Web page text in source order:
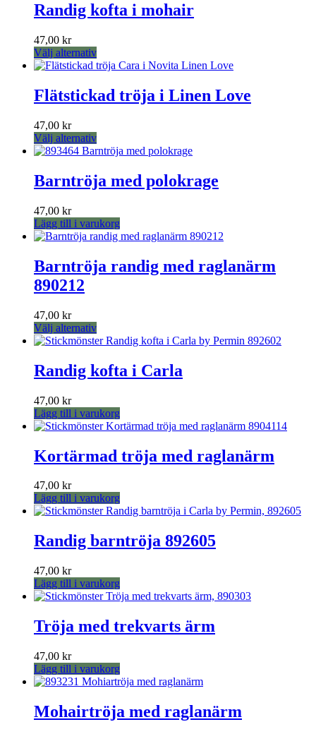
Randig kofta i mohair
47,00 kr
Välj alternativDen
här
flera
olika
alternativen
väljas
på
Flätstickad tröja i Linen Love
47,00 kr
Välj alternativDen
här
har
flera
olika
alternativen
väljas
på
Barntröja med polokrage
47,00 kr
Lägg till i varukorg
Barntröja randig med raglanärm
890212
47,00 kr
Välj alternativDen
här
har
flera
olika
alternativen
väljas
på
Randig kofta i Carla
47,00 kr
Lägg till i varukorg
Kortärmad tröja med raglanärm
47,00 kr
Lägg till i varukorg
Randig barntröja 892605
47,00 kr
Lägg till i varukorg
Tröja med trekvarts ärm
47,00 kr
Lägg till i varukorg
Mohairtröja med raglanärm